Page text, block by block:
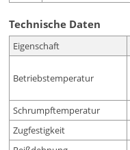
Technische Daten
Eigenschaft
Betriebstemperatur
Schrumpftemperatur
Zugfestigkeit